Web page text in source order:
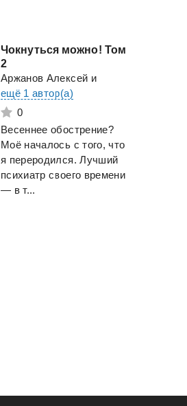
Чокнуться можно! Том
2
Аржанов Алексей и
ещё 1 автор(а)
0
Весеннее обострение?
Моё началось с того, что
я переродился. Лучший
психиатр своего времени
— в т...